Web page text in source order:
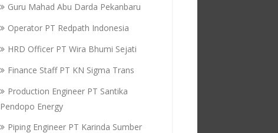
Guru Mahad Abu Darda Pekanbaru
Operator PT Redpath Indonesia
HRD Officer PT Wira Bhumi Sejati
Finance Staff PT KN Sigma Trans
Production Engineer PT Santika
Pendopo Energy
Piping Engineer PT Karinda Sumber